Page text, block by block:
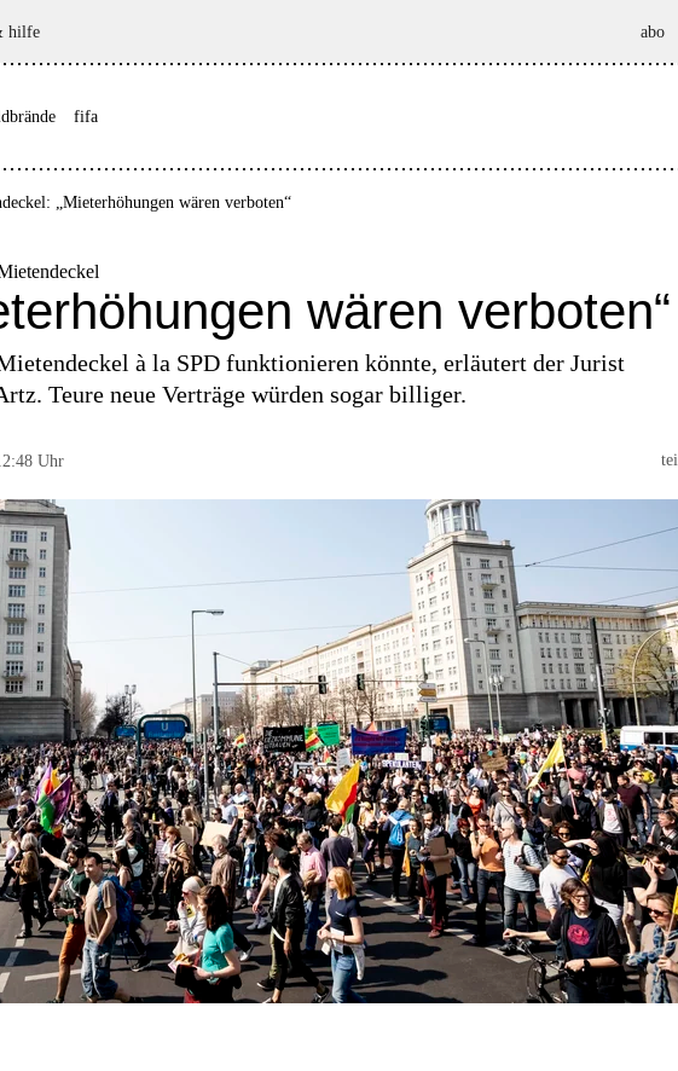
hilfe abo
fifa
„Mieterhöhungen wären verboten“
wären verboten“
à la SPD funktionieren könnte, erläutert der Jurist
Teure neue Verträge würden sogar billiger.
Uhr